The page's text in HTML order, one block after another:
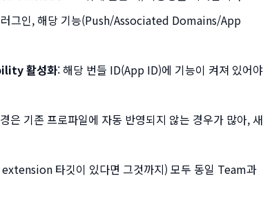
러그인, 해당 기능(Push/Associated Domains/App
활성화: 해당 번들 ID(App ID)에 기능이 켜져 있어야
은 기존 프로파일에 자동 반영되지 않는 경우가 많아, 새
extension 타깃이 있다면 그것까지) 모두 동일 Team과